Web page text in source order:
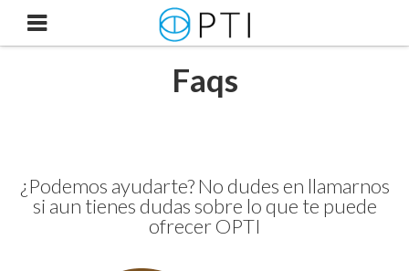
Faqs
¿Podemos ayudarte? No dudes en llamarnos
si aun tienes dudas sobre lo que te puede
ofrecer OPTI